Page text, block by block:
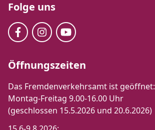
Folge uns
Öffnungszeiten
Das Fremdenverkehrsamt ist geöffnet:
Montag-Freitag 9.00-16.00 Uhr
(geschlossen 15.5.2026 und 20.6.2026)